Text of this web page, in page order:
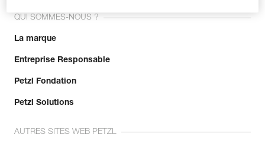
QUI SOMMES-NOUS ?
La marque
Entreprise Responsable
Petzl Fondation
Petzl Solutions
AUTRES SITES WEB PETZL